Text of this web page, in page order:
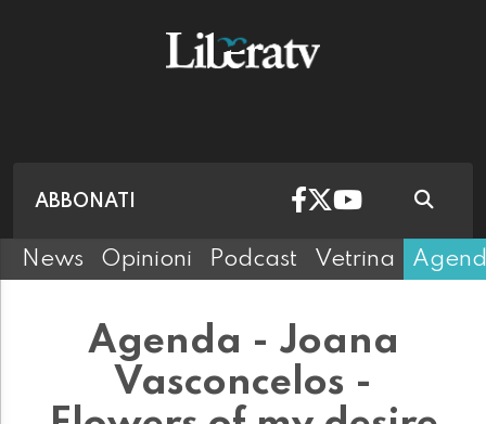
ABBONATI
News Opinioni Podcast Vetrina
Agenda - Joana
Vasconcelos -